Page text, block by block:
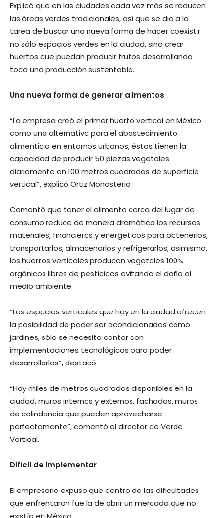
Explicó que en las ciudades cada vez más se reducen
las áreas verdes tradicionales, así que se dio a la
tarea de buscar una nueva forma de hacer coexistir
no sólo espacios verdes en la ciudad, sino crear
huertos que puedan producir frutos desarrollando
toda una producción sustentable.
Una nueva forma de generar alimentos
“La empresa creó el primer huerto vertical en México
como una alternativa para el abastecimiento
alimenticio en entornos urbanos, éstos tienen la
capacidad de producir 50 piezas vegetales
diariamente en 100 metros cuadrados de superficie
vertical”, explicó Ortiz Monasterio.
Comentó que tener el alimento cerca del lugar de
consumo reduce de manera dramática los recursos
materiales, financieros y energéticos para obtenerlos,
transportarlos, almacenarlos y refrigerarlos; asimismo,
los huertos verticales producen vegetales 100%
orgánicos libres de pesticidas evitando el daño al
medio ambiente.
“Los espacios verticales que hay en la ciudad ofrecen
la posibilidad de poder ser acondicionados como
jardines, sólo se necesita contar con
implementaciones tecnológicas para poder
desarrollarlos”, destacó.
“Hay miles de metros cuadrados disponibles en la
ciudad, muros internos y externos, fachadas, muros
de colindancia que pueden aprovecharse
perfectamente”, comentó el director de Verde
Vertical.
Difícil de implementar
El empresario expuso que dentro de las dificultades
que enfrentaron fue la de abrir un mercado que no
existía en México.